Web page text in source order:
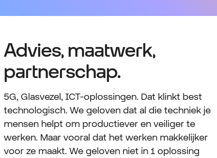
Advies, maatwerk,
partnerschap.
5G, Glasvezel, ICT-oplossingen. Dat klinkt best
technologisch. We geloven dat al die techniek je
mensen helpt om productiever en veiliger te
werken. Maar vooral dat het werken makkelijker
voor ze maakt. We geloven niet in 1 oplossing